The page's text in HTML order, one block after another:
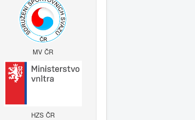
MV ČR
HZS ČR